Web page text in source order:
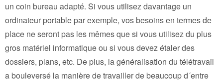
un coin bureau adapté. Si vous utilisez davantage un
ordinateur portable par exemple, vos besoins en termes de
place ne seront pas les mêmes que si vous utilisez du plus
gros matériel informatique ou si vous devez étaler des
dossiers, plans, etc. De plus, la généralisation du télétravail
a bouleversé la manière de travailler de beaucoup d´entre